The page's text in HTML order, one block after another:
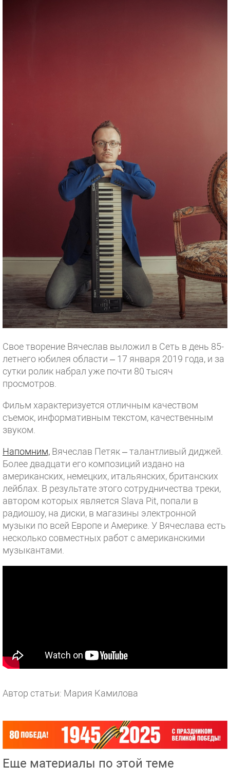
Свое творение Вячеслав выложил в Сеть в день 85-
летнего юбилея области – 17 января 2019 года, и за
сутки ролик набрал уже почти 80 тысяч
просмотров.
Фильм характеризуется отличным качеством
съемок, информативным текстом, качественным
звуком.
Напомним, Вячеслав Петяк – талантливый диджей.
Более двадцати его композиций издано на
американских, немецких, итальянских, британских
лейблах. В результате этого сотрудничества треки,
автором которых является Slava Pit, попали в
радиошоу, на диски, в магазины электронной
музыки по всей Европе и Америке. У Вячеслава есть
несколько совместных работ с американскими
музыкантами.
Автор статьи: Мария Камилова
Еще материалы по этой теме